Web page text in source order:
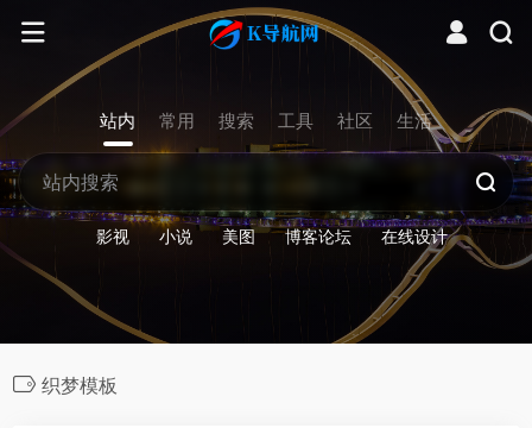
站内 常用 搜索 工具 社区 生活
影视 小说 美图 博客论坛 在线设计
织梦模板